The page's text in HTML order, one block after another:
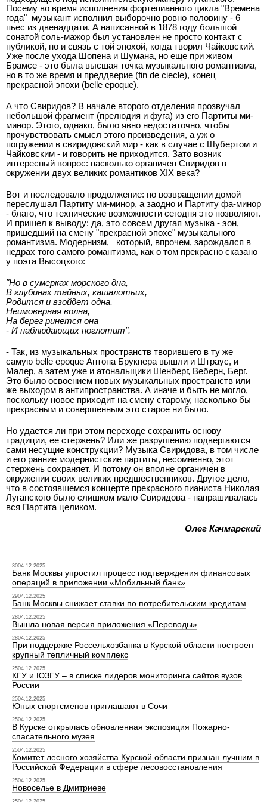
Посему во время исполнения фортепианного цикла "Времена
года" музыкант исполнил выборочно ровно половину - 6
пьес из двенадцати. А написанной в 1878 году большой
сонатой соль-мажор был установлен не просто контакт с
публикой, но и связь с той эпохой, когда творил Чайковский.
Уже после ухода Шопена и Шумана, но еще при живом
Брамсе - это была высшая точка музыкального романтизма,
но в то же время и преддверие (fin de ciеcle), конец
прекрасной эпохи (belle еpoque).
А что Свиридов? В начале второго отделения прозвучал
небольшой фрагмент (прелюдия и фуга) из его Партиты ми-
минор. Этого, однако, было явно недостаточно, чтобы
прочувствовать смысл этого произведения, а уж о
погружении в свиридовский мир - как в случае с Шубертом и
Чайковским - и говорить не приходится. Зато возник
интересный вопрос: насколько органичен Свиридов в
окружении двух великих романтиков XIX века?
Вот и последовало продолжение: по возвращении домой
переслушал Партиту ми-минор, а заодно и Партиту фа-минор
- благо, что технические возможности сегодня это позволяют.
И пришел к выводу: да, это совсем другая музыка - эон,
пришедший на смену "прекрасной эпохе" музыкального
романтизма. Модернизм,
который, впрочем, зарождался в
недрах того самого романтизма, как о том прекрасно сказано
у поэта Высоцкого:
"Но в сумерках морского дна,
В глубинах тайных, кашалотьих,
Родится и взойдет одна,
Неимоверная волна,
На берег ринется она
- И наблюдающих поглотит".
- Так, из музыкальных пространств творившего в ту же
самую belle еpoque Антона Брукнера вышли и Штраус, и
Малер, а затем уже и атональщики Шенберг, Веберн, Берг.
Это было освоением новых музыкальных пространств или
же выходом в антипространства. А иначе и быть не могло,
поскольку новое приходит на смену старому, насколько бы
прекрасным и совершенным это старое ни было.
Но удается ли при этом переходе сохранить основу
традиции, ее стержень? Или же разрушению подвергаются
сами несущие конструкции? Музыка Свиридова, в том числе
и его ранние модернистские партиты, несомненно, этот
стержень сохраняет. И потому он вполне органичен в
окружении своих великих предшественников. Другое дело,
что в состоявшемся концерте прекрасного пианиста Николая
Луганского было слишком мало Свиридова - напрашивалась
вся Партита целиком.
Олег Качмарский
3004.12.2025
Банк Москвы упростил процесс подтверждения финансовых
операций в приложении «Мобильный банк»
2904.12.2025
Банк Москвы снижает ставки по потребительским кредитам
2804.12.2025
Вышла новая версия приложения «Переводы»
2804.12.2025
При поддержке Россельхозбанка в Курской области построен
крупный тепличный комплекс
2504.12.2025
КГУ и ЮЗГУ – в списке лидеров мониторинга сайтов вузов
России
2504.12.2025
Юных спортсменов приглашают в Сочи
2504.12.2025
В Курске открылась обновленная экспозиция Пожарно-
спасательного музея
2504.12.2025
Комитет лесного хозяйства Курской области признан лучшим в
Российской Федерации в сфере лесовосстановления
2504.12.2025
Новоселье в Дмитриеве